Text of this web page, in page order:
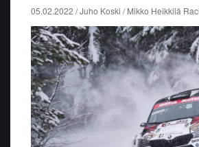
05.02.2022 / Juho Koski / Mikko Heikkilä